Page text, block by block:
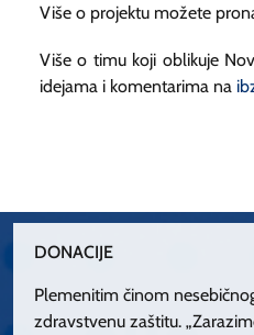
Više o projektu možete
Više o timu koji oblikuje
idejama i komentarima na
DONACIJE
Plemenitim činom
zdravstvenu zaštitu.